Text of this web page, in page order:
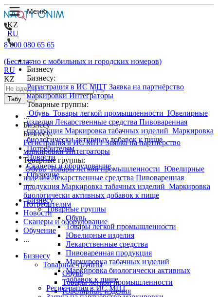
KZ
RU
...
Бизнесу
Бизнесу:
Регистрация в ИС МПТ Заявка на партнёрство
маркировкиИнтеграторы
Товарные группы:
Обувь Товары легкой промышленности Ювелирные
изделия Лекарственные средства Пивоваренная
продукция Маркировка табачных изделий Маркировка
биологически активных добавок к пище
Потребителям
Новости
Сканеры и оборудование
Обучение
...
Бизнесу
Товарные группы
Обувь
Товары легкой промышленности
Ювелирные изделия
Лекарственные средства
Пивоваренная продукция
Маркировка табачных изделий
Маркировка биологически активных
добавок к пище
Регистрация в ИС МПТ
8 800 080 65 65
(Бесплатно с мобильных и городских номеров)
RU
KZ
Табу
...
Бизнесу
Бизнесу:
Регистрация в ИС МПТЗаявка на партнёрство
маркировкиИнтеграторы
Товарные группы:
ОбувьТовары легкой промышленности Ювелирные
изделияЛекарственные средства Пивоваренная
продукция Маркировка табачных изделий Маркировка
биологически активных добавок к пище
Потребителям
Новости
Сканеры и оборудование
Обучение
...
Бизнесу
Товарные группы
Обувь
Товары легкой промышленности
Ювелирные изделия